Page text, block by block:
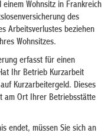
Wohnsitz in Frankreich
des
Arbeitsverlustes beziehen
Wohnsitzes.
erfasst für einen
Ihr Betrieb Kurzarbeit
Kurzarbeitergeld. Dieses
am Ort Ihrer Betriebsstätte
endet, müssen Sie sich an